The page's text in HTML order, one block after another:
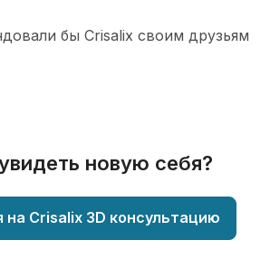
бы Сrisalix cвоим друзьям
новую себя?
на Crisalix 3D консультацию